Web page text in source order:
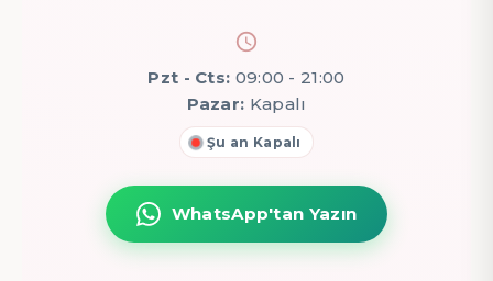
Pzt - Cts: 09:00 - 21:00
Pazar: Kapalı
Şu an Kapalı
WhatsApp'tan Yazın